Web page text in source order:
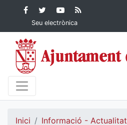
Contingut principalFacebook
Ajuntament de Dénia
Twitter
Ajuntament de
Dénia
YouTube
Ajuntament
de Dénia
Ajuntament
Seu electrònica
Inici Informació - Actualitat